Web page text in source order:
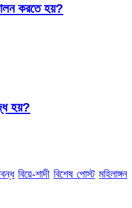
করতে হয়?
হয়?
বিয়ে-শাদী বিশেষ পোস্ট মহিলাঙ্গন